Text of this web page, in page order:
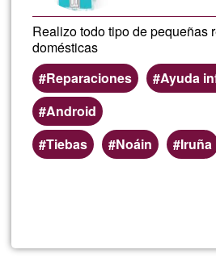
Realizo todo tipo de pequeñas
domésticas
Reparaciones
Ayuda
Android
Tiebas
Noáin Iruña